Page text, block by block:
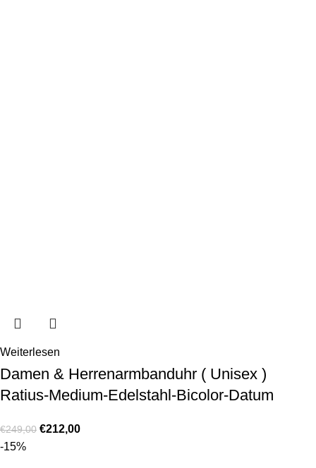
Weiterlesen
Damen & Herrenarmbanduhr ( Unisex )
Ratius-Medium-Edelstahl-Bicolor-Datum
€249,00 €212,00
-15%